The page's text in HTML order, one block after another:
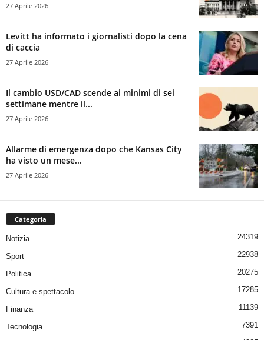
27 Aprile 2026
Levitt ha informato i giornalisti dopo la cena
di caccia
27 Aprile 2026
Il cambio USD/CAD scende ai minimi di sei
settimane mentre il...
27 Aprile 2026
Allarme di emergenza dopo che Kansas City
ha visto un mese...
27 Aprile 2026
Categoria
Notizia 24319
Sport 22938
Politica 20275
Cultura e spettacolo 17285
Finanza 11139
Tecnologia 7391